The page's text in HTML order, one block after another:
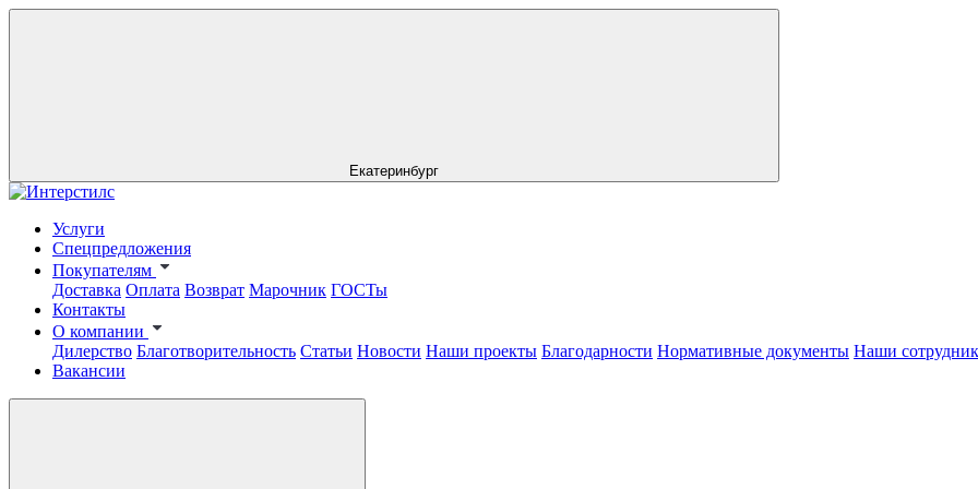
Екатеринбург
Услуги
Спецпредложения
Покупателям
Доставка Оплата Возврат Марочник ГОСТы
Контакты
О компании
Дилерство Благотворительность Статьи Новости Наши проекты Благодарности Нормативные документы Наши
Вакансии